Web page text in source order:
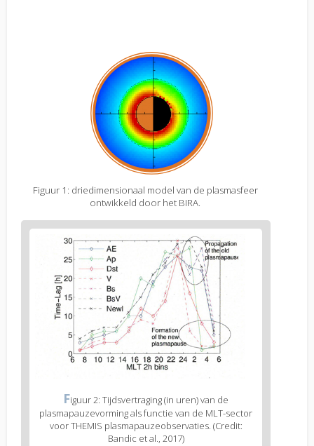
Figuur 1: driedimensionaal model van de plasmasfeer
ontwikkeld door het BIRA.
Figure
body
text
Figure
2
caption
(legend)
Figuur 2: Tijdsvertraging (in uren) van de
plasmapauzevorming als functie van de MLT-sector
voor THEMIS plasmapauzeobservaties. (Credit:
Bandic et al., 2017)